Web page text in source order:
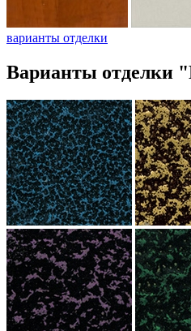
варианты отделки
Варианты отделки